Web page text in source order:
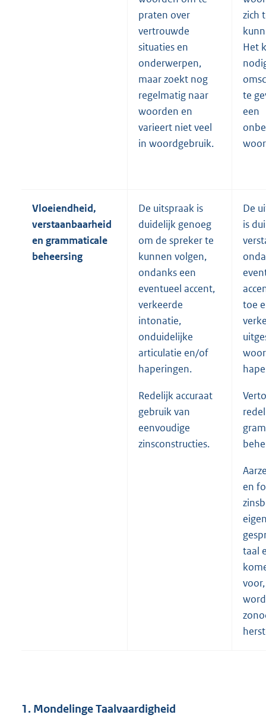
praten over
vertrouwde
situaties en
onderwerpen,
maar zoekt nog
regelmatig naar
woorden en
varieert niet veel
in woordgebruik.
zich
Het
te
een
Vloeiendheid,
verstaanbaarheid
en grammaticale
beheersing
De uitspraak is
duidelijk genoeg
om de spreker te
kunnen volgen,
ondanks een
eventueel accent,
verkeerde
intonatie,
onduidelijke
articulatie en/of
haperingen.
Redelijk accuraat
gebruik van
eenvoudige
zinsconstructies.
De
is
toe
en
taal
1. Mondelinge Taalvaardigheid